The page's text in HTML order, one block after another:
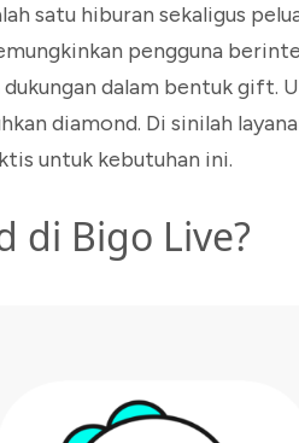
satu hiburan sekaligus
pengguna
dalam bentuk gift.
diamond. Di sinilah
untuk kebutuhan ini.
di Bigo Live?